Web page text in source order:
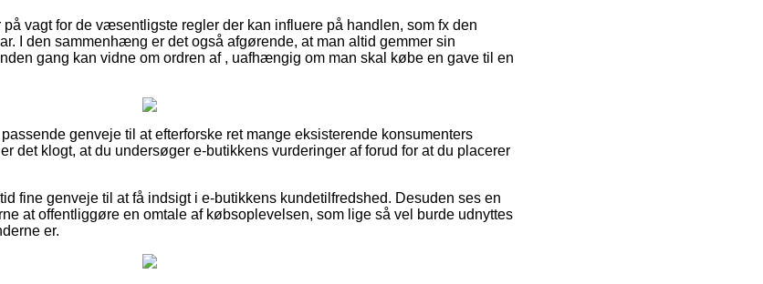
vagt for de væsentligste regler der kan influere på handlen, som fx den
I den sammenhæng er det også afgørende, at man altid gemmer sin
gang kan vidne om ordren af , uafhængig om man skal købe en gave til en
genveje til at efterforske ret mange eksisterende konsumenters
det klogt, at du undersøger e-butikkens vurderinger af forud for at du placerer
fine genveje til at få indsigt i e-butikkens kundetilfredshed. Desuden ses en
at offentliggøre en omtale af købsoplevelsen, som lige så vel burde udnyttes
er.